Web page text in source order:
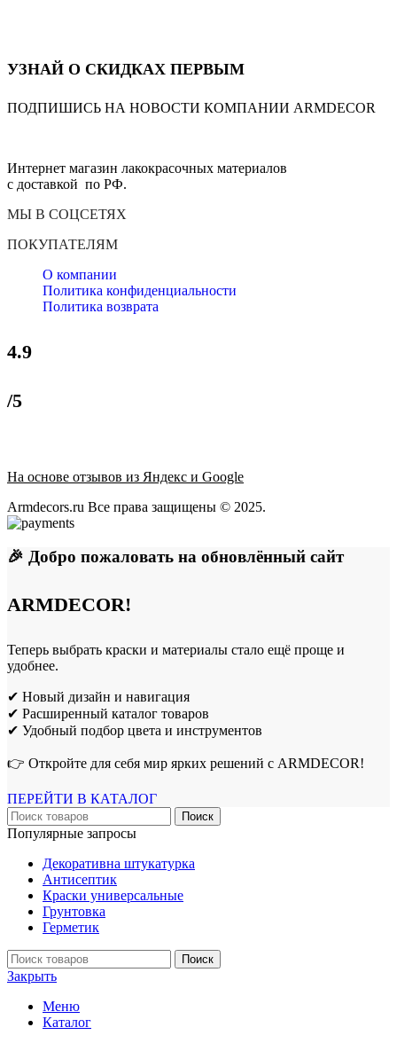
УЗНАЙ О СКИДКАХ ПЕРВЫМ
ПОДПИШИСЬ НА НОВОСТИ КОМПАНИИ ARMDECOR
Интернет магазин лакокрасочных материалов
с доставкой по РФ.
МЫ В СОЦСЕТЯХ
ПОКУПАТЕЛЯМ
О компании
Политика конфиденциальности
Политика возврата
4.9
/5
На основе отзывов из Яндекс и Google
Armdecors.ru Все права защищены © 2025. ​
🎉 Добро пожаловать на обновлённый сайт
ARMDECOR!
Теперь выбрать краски и материалы стало ещё проще и
удобнее.
✔ Новый дизайн и навигация
✔ Расширенный каталог товаров
✔ Удобный подбор цвета и инструментов
👉 Откройте для себя мир ярких решений с ARMDECOR!
ПЕРЕЙТИ В КАТАЛОГ
Поиск
Популярные запросы
Декоративна штукатурка
Антисептик
Краски универсальные
Грунтовка
Герметик
Поиск
Закрыть
Меню
Каталог